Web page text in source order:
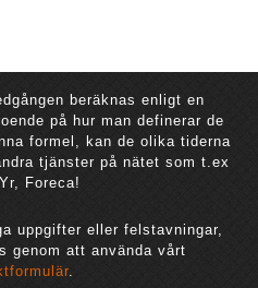
beräknas enligt en
på hur man definerar de
formel, kan de olika tiderna
tjänster på nätet som t.ex
Foreca!
uppgifter eller felstavningar,
genom att använda vårt
.